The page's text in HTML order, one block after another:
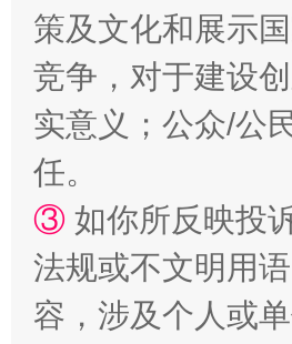
策及文化和展示
竞争，对于建设
实意义；公众/公
任。
③ 如你所反映投
法规或不文明用
容，涉及个人或